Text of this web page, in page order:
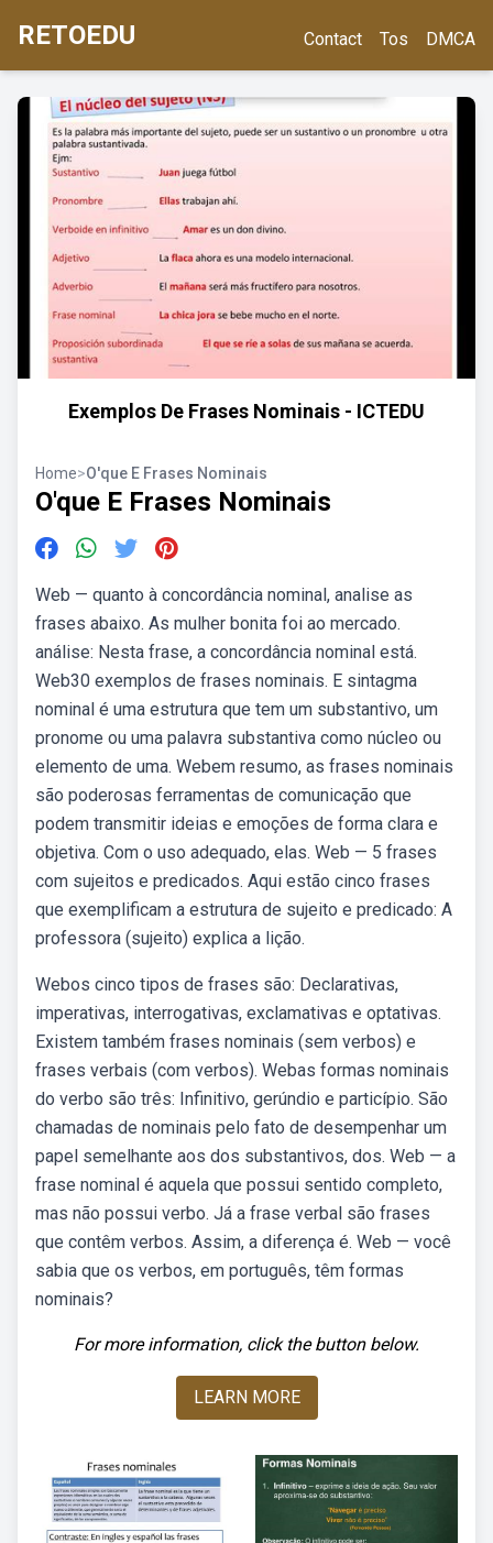
RETOEDU Contact Tos DMCA
Exemplos De Frases Nominais - ICTEDU
Home>O'que E Frases Nominais
O'que E Frases Nominais
Web — quanto à concordância nominal, analise as
frases abaixo. As mulher bonita foi ao mercado.
análise: Nesta frase, a concordância nominal está.
Web30 exemplos de frases nominais. E sintagma
nominal é uma estrutura que tem um substantivo, um
pronome ou uma palavra substantiva como núcleo ou
elemento de uma. Webem resumo, as frases nominais
são poderosas ferramentas de comunicação que
podem transmitir ideias e emoções de forma clara e
objetiva. Com o uso adequado, elas. Web — 5 frases
com sujeitos e predicados. Aqui estão cinco frases
que exemplificam a estrutura de sujeito e predicado: A
professora (sujeito) explica a lição.
Webos cinco tipos de frases são: Declarativas,
imperativas, interrogativas, exclamativas e optativas.
Existem também frases nominais (sem verbos) e
frases verbais (com verbos). Webas formas nominais
do verbo são três: Infinitivo, gerúndio e particípio. São
chamadas de nominais pelo fato de desempenhar um
papel semelhante aos dos substantivos, dos. Web — a
frase nominal é aquela que possui sentido completo,
mas não possui verbo. Já a frase verbal são frases
que contêm verbos. Assim, a diferença é. Web — você
sabia que os verbos, em português, têm formas
nominais?
For more information, click the button below.
LEARN MORE